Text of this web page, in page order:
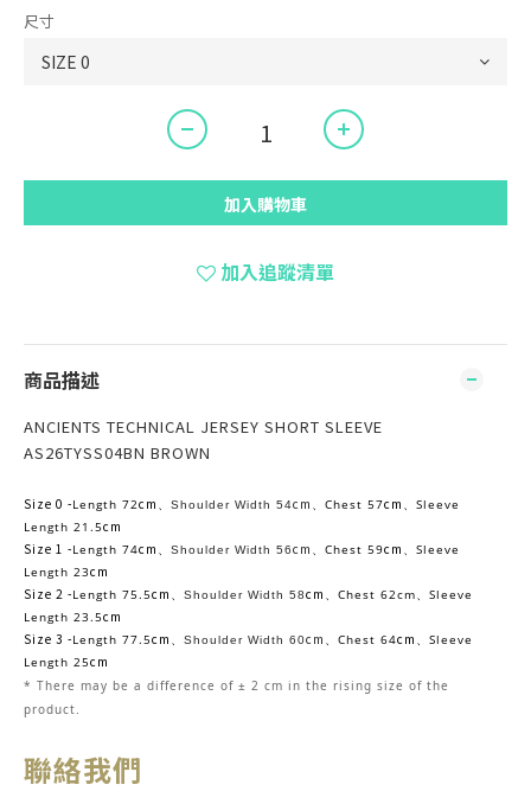
尺寸
加入購物車
加入追蹤清單
商品描述
ANCIENTS TECHNICAL JERSEY SHORT SLEEVE
AS26TYSS04BN BROWN
Size 0 -Length 72cm Shoulder Width 54cm Chest 57cm
Sleeve
Length 21.5cm
Size 1 -Length 74cm Shoulder Width 56cm Chest 59cm
Sleeve
Length 23cm
Size 2 -Length 75.5cm Shoulder Width 58cm Chest 62cm
Sleeve
Length 23.5cm
Size 3 -Length 77.5cm Shoulder Width 60cm Chest 64cm
Sleeve
Length 25cm
* There may be a difference of ± 2 cm in the rising size of the
product.
聯絡我們